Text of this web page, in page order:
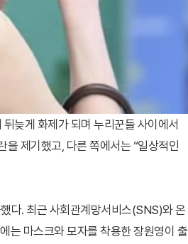
늦게 화제가 되며 누리꾼들 사이에서
을 제기했고, 다른 쪽에서는 “일상적인
다. 최근 사회관계망서비스(SNS)와 온
는 마스크와 모자를 착용한 장원영이 출